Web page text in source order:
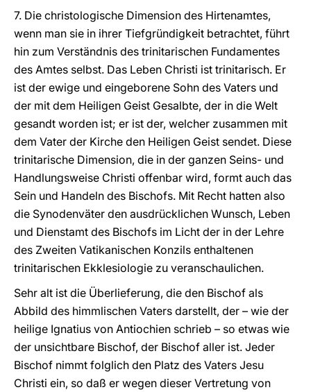
7. Die christologische Dimension des Hirtenamtes,
wenn man sie in ihrer Tiefgründigkeit betrachtet, führt
hin zum Verständnis des trinitarischen Fundamentes
des Amtes selbst. Das Leben Christi ist trinitarisch. Er
ist der ewige und eingeborene Sohn des Vaters und
der mit dem Heiligen Geist Gesalbte, der in die Welt
gesandt worden ist; er ist der, welcher zusammen mit
dem Vater der Kirche den Heiligen Geist sendet. Diese
trinitarische Dimension, die in der ganzen Seins- und
Handlungsweise Christi offenbar wird, formt auch das
Sein und Handeln des Bischofs. Mit Recht hatten also
die Synodenväter den ausdrücklichen Wunsch, Leben
und Dienstamt des Bischofs im Licht der in der Lehre
des Zweiten Vatikanischen Konzils enthaltenen
trinitarischen Ekklesiologie zu veranschaulichen.
Sehr alt ist die Überlieferung, die den Bischof als
Abbild des himmlischen Vaters darstellt, der – wie der
heilige Ignatius von Antiochien schrieb – so etwas wie
der unsichtbare Bischof, der Bischof aller ist. Jeder
Bischof nimmt folglich den Platz des Vaters Jesu
Christi ein, so daß er wegen dieser Vertretung von